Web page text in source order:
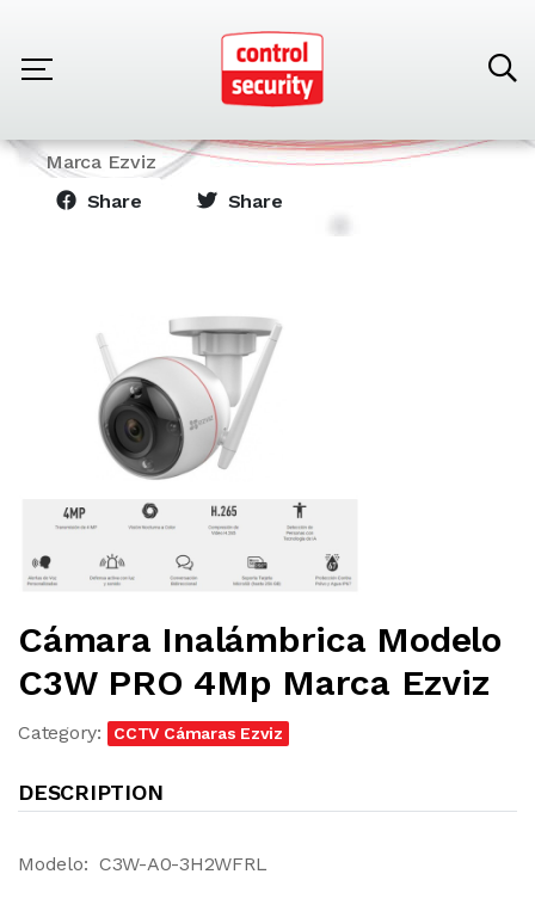
CCTV Cámaras Ezviz
Marca Ezviz
Share
Share
Cámara Inalámbrica Modelo
C3W PRO 4Mp Marca Ezviz
Category: CCTV Cámaras Ezviz
DESCRIPTION
Modelo: C3W-A0-3H2WFRL